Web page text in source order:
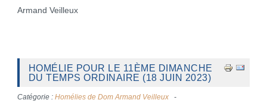
Armand Veilleux
HOMÉLIE POUR LE 11ÈME DIMANCHE
DU TEMPS ORDINAIRE (18 JUIN 2023)
Catégorie : Homélies de Dom Armand Veilleux